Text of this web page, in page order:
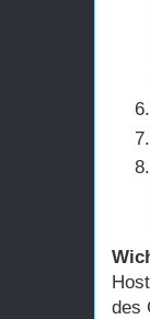
des